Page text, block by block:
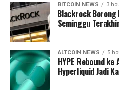
BITCOIN NEWS 3
⁠Blackrock
Seminggu
ALTCOIN NEWS 5
HYPE Rebound
Hyperliquid Jadi